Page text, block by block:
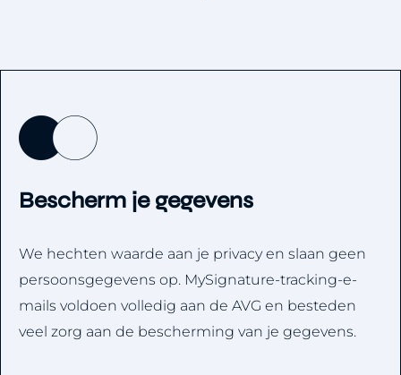
Bescherm je gegevens
We hechten waarde aan je privacy en slaan geen
persoonsgegevens op. MySignature-tracking-e-
mails voldoen volledig aan de AVG en besteden
veel zorg aan de bescherming van je gegevens.